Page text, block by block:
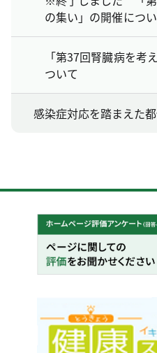
の集い」の開催につ
「第37回腎臓病を考
ついて
感染症対応を踏まえた